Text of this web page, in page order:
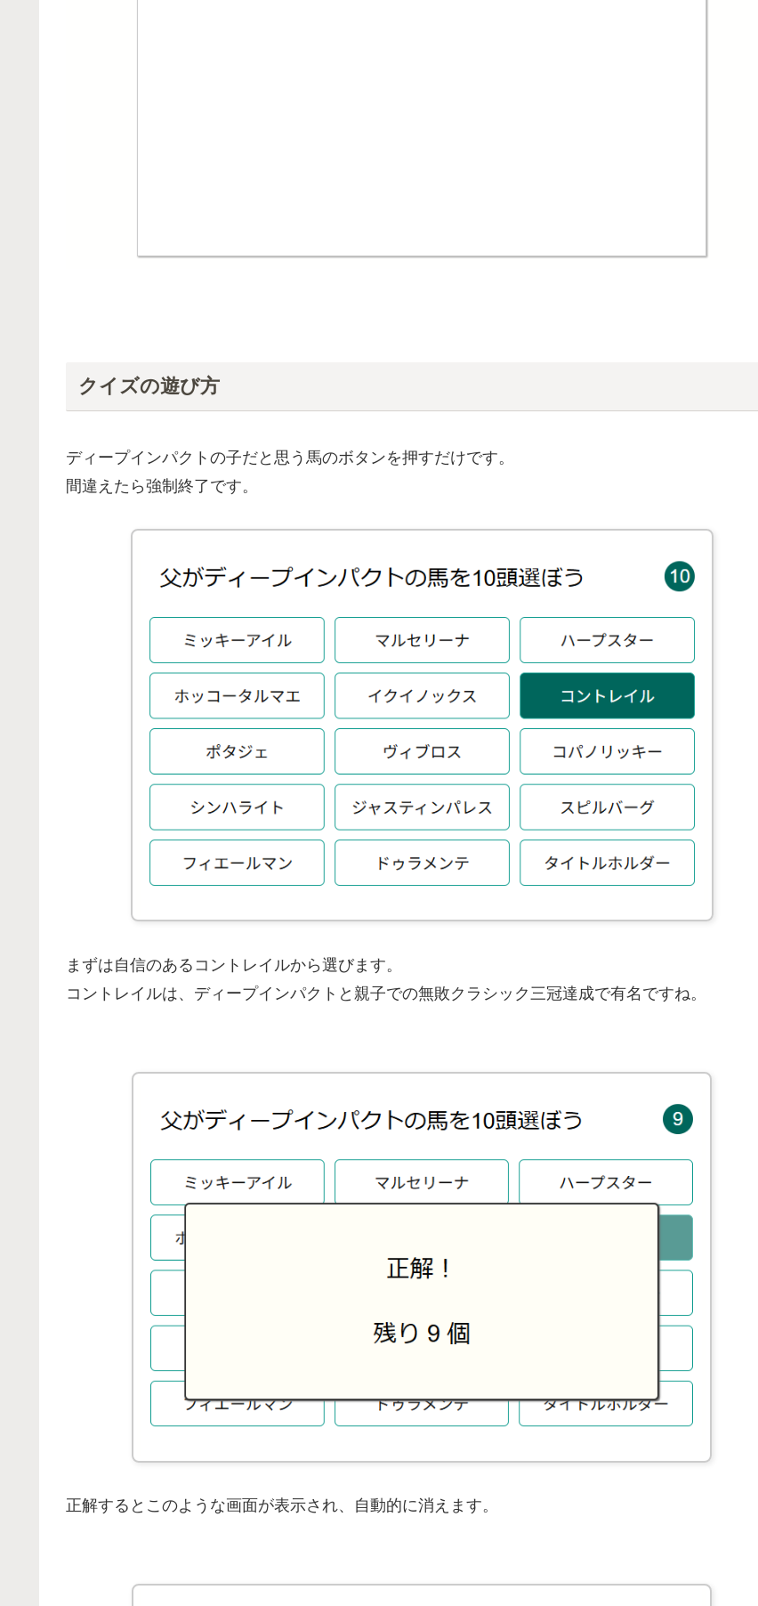
クイズの遊び方
ディープインパクトの子だと思う馬のボタンを押すだけです。
間違えたら強制終了です。
まずは自信のあるコントレイルから選びます。
コントレイルは、ディープインパクトと親子での無敗クラシック三冠達成で有名ですね。
正解するとこのような画面が表示され、自動的に消えます。